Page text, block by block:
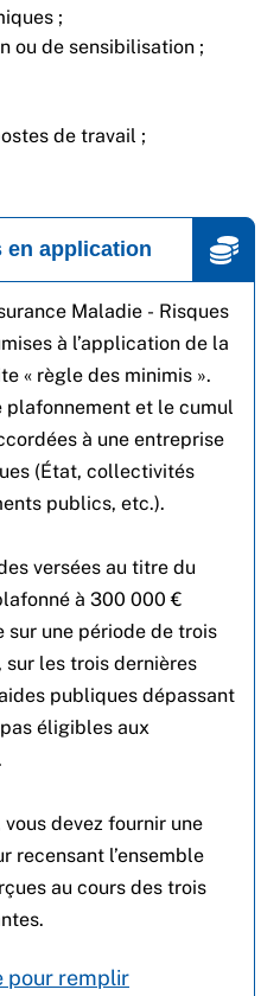
;
ou de sensibilisation ;
de travail ;
en application
Maladie - Risques
à l’application de la
« règle des minimis ».
et le cumul
à une entreprise
(État, collectivités
publics, etc.).
versées au titre du
à 300 000 €
une période de trois
sur les trois dernières
publiques dépassant
éligibles aux
devez fournir une
recensant l’ensemble
au cours des trois
pour remplir